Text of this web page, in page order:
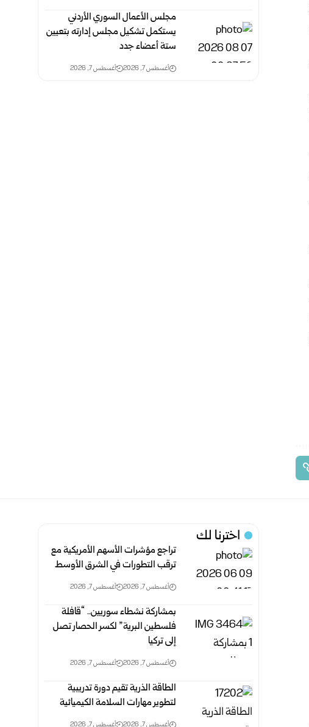
مجلس الأعمال السوري الأردني
يستكمل تشكيل مجلس إدارته بتعيين
ستة أعضاء جدد
أغسطس 7, 2026 أغسطس 7, 2026
اخترنا لك
تراجع مؤشرات الأسهم الأمريكية مع
ترقب التطورات في الشرق الأوسط
أغسطس 7, 2026 أغسطس 7, 2026
بمشاركة نشطاء سوريين.. “قافلة
فلسطين البرية” لكسر الحصار تصل
إلى تركيا
أغسطس 7, 2026 أغسطس 7, 2026
الطاقة الذرية تقيم دورة تدريبية
لتطوير مهارات السلامة الكيميائية
أغسطس 7, 2026 أغسطس 7, 2026